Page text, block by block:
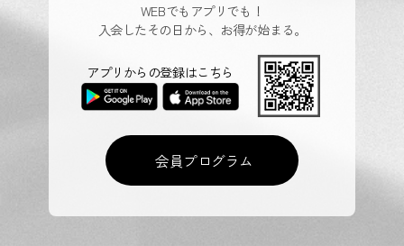
WEBでもアプリでも！
入会したその日から、お得が始まる。
会員プログラム
アプリからの登録はこちら